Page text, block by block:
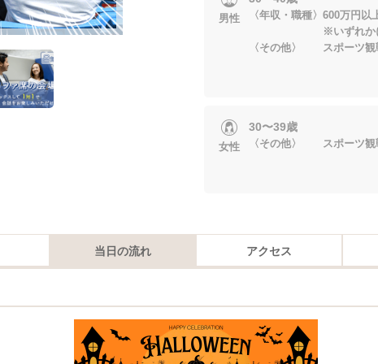
男性
〈年収・職種〉600万円
※いずれかに当
〈その他〉 スポーツ観
女性
30〜39歳
〈その他〉 スポーツ観
当日の流れ アクセス